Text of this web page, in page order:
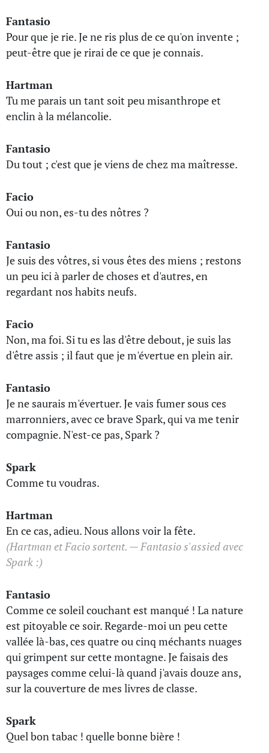
Fantasio
Pour que je rie. Je ne ris plus de ce qu'on invente ;
peut-être que je rirai de ce que je connais.
Hartman
Tu me parais un tant soit peu misanthrope et
enclin à la mélancolie.
Fantasio
Du tout ; c'est que je viens de chez ma maîtresse.
Facio
Oui ou non, es-tu des nôtres ?
Fantasio
Je suis des vôtres, si vous êtes des miens ; restons
un peu ici à parler de choses et d'autres, en
regardant nos habits neufs.
Facio
Non, ma foi. Si tu es las d'être debout, je suis las
d'être assis ; il faut que je m'évertue en plein air.
Fantasio
Je ne saurais m'évertuer. Je vais fumer sous ces
marronniers, avec ce brave Spark, qui va me tenir
compagnie. N'est-ce pas, Spark ?
Spark
Comme tu voudras.
Hartman
En ce cas, adieu. Nous allons voir la fête.
(Hartman et Facio sortent. — Fantasio s'assied avec
Spark :)
Fantasio
Comme ce soleil couchant est manqué ! La nature
est pitoyable ce soir. Regarde-moi un peu cette
vallée là-bas, ces quatre ou cinq méchants nuages
qui grimpent sur cette montagne. Je faisais des
paysages comme celui-là quand j'avais douze ans,
sur la couverture de mes livres de classe.
Spark
Quel bon tabac ! quelle bonne bière !